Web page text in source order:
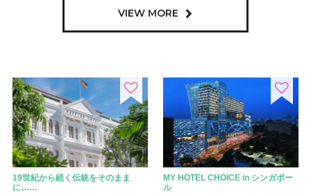
VIEW MORE
19世紀から続く伝統をそのまま
に……
MY HOTEL CHOICE in シンガポー
ル